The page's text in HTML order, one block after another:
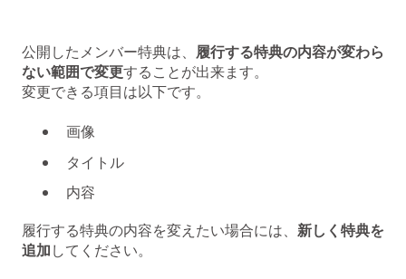
公開したメンバー特典は、 履行する特典の内容が変わら
ない範囲で変更することが出来ます。
変更できる項目は以下です。
画像
タイトル
内容
履行する特典の内容を変えたい場合には、 新しく特典を
追加してください。